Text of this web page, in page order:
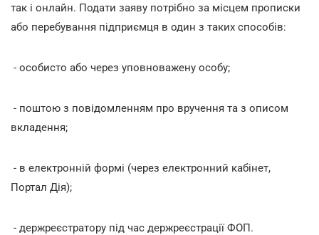
так і онлайн. Подати заяву потрібно за місцем прописки
або перебування підприємця в один з таких способів:
- особисто або через уповноважену особу;
- поштою з повідомленням про вручення та з описом
вкладення;
- в електронній формі (через електронний кабінет,
Портал Дія);
- держреєстратору під час держреєстрації ФОП.